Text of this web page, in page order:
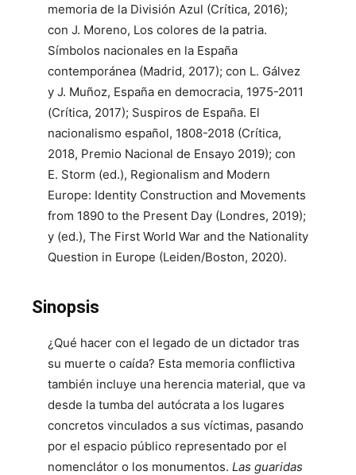
memoria de la División Azul (Crítica, 2016);
con J. Moreno, Los colores de la patria.
Símbolos nacionales en la España
contemporánea (Madrid, 2017); con L. Gálvez
y J. Muñoz, España en democracia, 1975-2011
(Crítica, 2017); Suspiros de España. El
nacionalismo español, 1808-2018 (Crítica,
2018, Premio Nacional de Ensayo 2019); con
E. Storm (ed.), Regionalism and Modern
Europe: Identity Construction and Movements
from 1890 to the Present Day (Londres, 2019);
y (ed.), The First World War and the Nationality
Question in Europe (Leiden/Boston, 2020).
Sinopsis
¿Qué hacer con el legado de un dictador tras
su muerte o caída? Esta memoria conflictiva
también incluye una herencia material, que va
desde la tumba del autócrata a los lugares
concretos vinculados a sus víctimas, pasando
por el espacio público representado por el
nomenclátor o los monumentos. Las guaridas